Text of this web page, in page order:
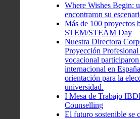
Where Wishes Begin:
encontraron su
Más de 100 proyectos
STEM/STEAM Day
Nuestra Directora
Proyección
vocacional
internacional en
orientación para la
universidad.
I Mesa de Trabajo
Counselling
El futuro sostenible se